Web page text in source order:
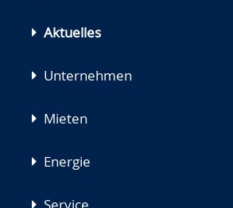
Aktuelles
Unternehmen
Mieten
Energie